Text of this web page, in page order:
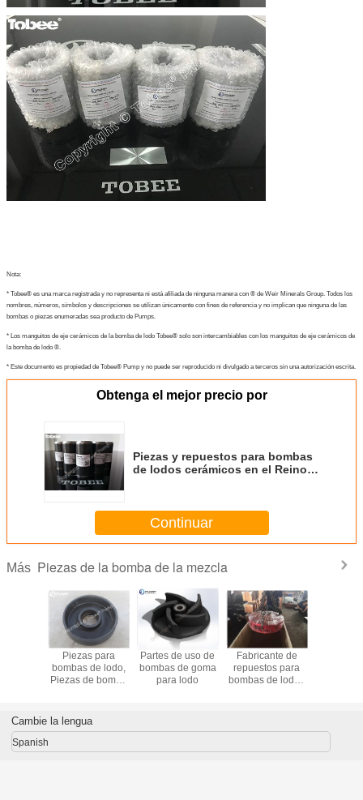
Nota:
* Tobee® es una marca registrada y no representa ni está afiliada de ninguna manera con ® de Weir Minerals Group. Todos los
nombres, números, símbolos y descripciones se utilizan únicamente con fines de referencia y no implican que ninguna de las
bombas o piezas enumeradas sea producto de Pumps.
* Los manguitos de eje cerámicos de la bomba de lodo Tobee® solo son intercambiables con los manguitos de eje cerámicos de
la bomba de lodo ®.
* Este documento es propiedad de Tobee® Pump y no puede ser reproducido ni divulgado a terceros sin una autorización escrita.
Obtenga el mejor precio por
Piezas y repuestos para bombas
de lodos cerámicos en el Reino
Continuar
Más Piezas de la bomba de la mezcla
Piezas para
bombas de lodo,
Piezas de bomba
Partes de uso de
bombas de goma
para lodo
Fabricante de
repuestos para
bombas de lodos
Cambie la lengua
Spanish